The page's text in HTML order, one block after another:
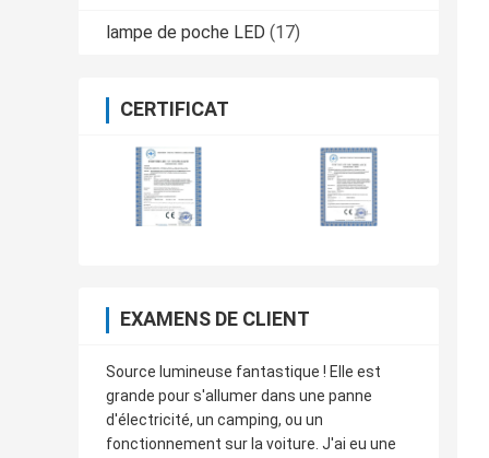
lampe de poche LED (17)
CERTIFICAT
EXAMENS DE CLIENT
Source lumineuse fantastique ! Elle est
grande pour s'allumer dans une panne
d'électricité, un camping, ou un
fonctionnement sur la voiture. J'ai eu une